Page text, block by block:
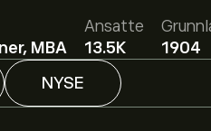
MBA
Ansatte
13.5K
1904
NYSE
Inc basert på
forventningene for
9.04B‎$‎